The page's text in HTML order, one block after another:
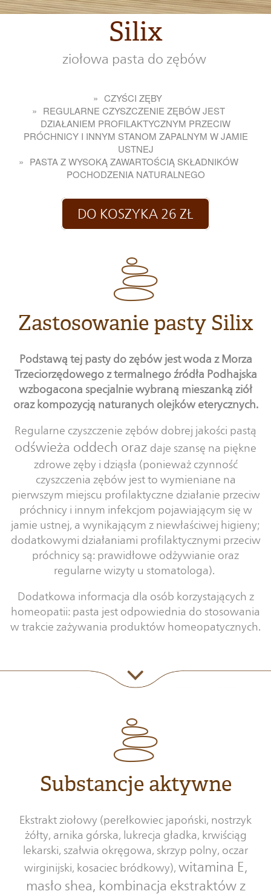
Silix
ziołowa pasta do zębów
CZYŚCI ZĘBY
REGULARNE CZYSZCZENIE ZĘBÓW JEST
DZIAŁANIEM PROFILAKTYCZNYM PRZECIW
PRÓCHNICY I INNYM STANOM ZAPALNYM W JAMIE
USTNEJ
PASTA Z WYSOKĄ ZAWARTOŚCIĄ SKŁADNIKÓW
POCHODZENIA NATURALNEGO
DO KOSZYKA 26 ZŁ
Zastosowanie pasty Silix
Podstawą tej pasty do zębów jest woda z Morza
Trzeciorzędowego z termalnego źródła Podhajska
wzbogacona specjalnie wybraną mieszanką ziół
oraz kompozycją naturanych olejków eterycznych.
Regularne czyszczenie zębów dobrej jakości pastą
odświeża oddech oraz daje szansę na piękne
zdrowe zęby i dziąsła (ponieważ czynność
czyszczenia zębów jest to wymieniane na
pierwszym miejscu profilaktyczne działanie przeciw
próchnicy i innym infekcjom pojawiającym się w
jamie ustnej, a wynikającym z niewłaściwej higieny;
dodatkowymi działaniami profilaktycznymi przeciw
próchnicy są: prawidłowe odżywianie oraz
regularne wizyty u stomatologa).
Dodatkowa informacja dla osób korzystających z
homeopatii: pasta jest odpowiednia do stosowania
w trakcie zażywania produktów homeopatycznych.
Substancje aktywne
Ekstrakt ziołowy (perełkowiec japoński, nostrzyk
żółty, arnika górska, lukrecja gładka, krwiściąg
lekarski, szałwia okręgowa, skrzyp polny, oczar
wirginijski, kosaciec bródkowy), witamina E,
masło shea, kombinacja ekstraktów z